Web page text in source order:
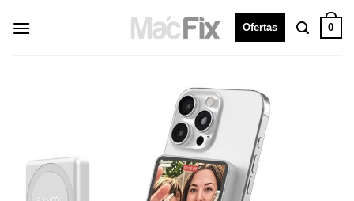
Ofertas 0